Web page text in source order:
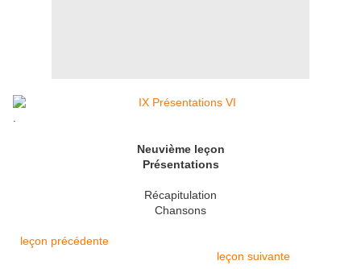
Neuvième leçon
Présentations
Récapitulation
Chansons
leçon précédente
leçon suivante